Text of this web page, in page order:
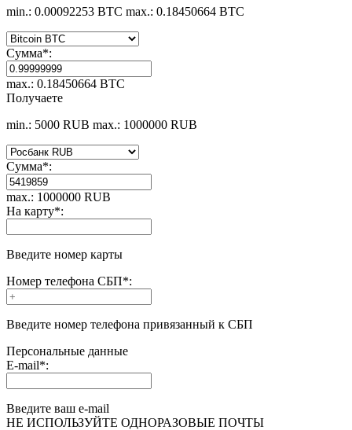
min.: 0.00092253 BTC max.: 0.18450664 BTC
Сумма*:
max.: 0.18450664 BTC
Получаете
min.: 5000 RUB max.: 1000000 RUB
Сумма*:
max.: 1000000 RUB
На карту*:
Введите номер карты
Номер телефона СБП*:
Введите номер телефона привязанный к СБП
Персональные данные
E-mail*:
Введите ваш e-mail
НЕ ИСПОЛЬЗУЙТЕ ОДНОРАЗОВЫЕ ПОЧТЫ